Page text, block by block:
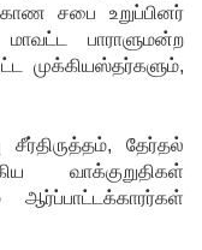
சபை உறுப்பினர்
பாராளுமன்ற
முக்கியஸ்தர்களும்,
தேர்தல்
வாக்குறுதிகள்
ஆர்ப்பாட்டக்காரர்கள்